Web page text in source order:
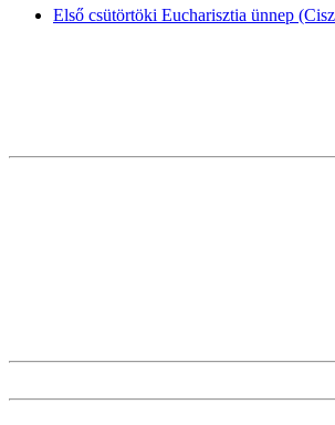
Első csütörtöki Eucharisztia ünnep